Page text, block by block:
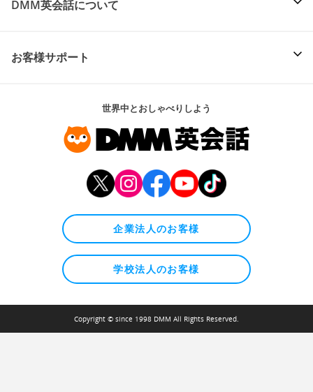
DMM英会話について
お客様サポート
世界中とおしゃべりしよう
企業法人のお客様
学校法人のお客様
Copyright © since 1998 DMM All Rights Reserved.